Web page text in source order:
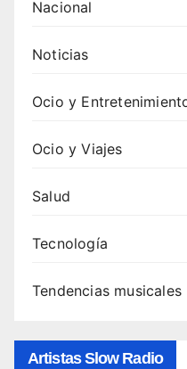
Nacional
Noticias
Ocio y
Ocio y Viajes
Salud
Tecnología
Tendencias musicales
Artistas Slow Radio